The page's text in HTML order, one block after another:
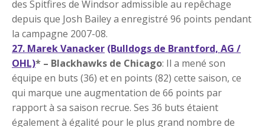
des Spitfires de Windsor admissible au repêchage
depuis que Josh Bailey a enregistré 96 points pendant
la campagne 2007-08.
27. Marek Vanacker (Bulldogs de Brantford, AG /
OHL)* – Blackhawks de Chicago: Il a mené son
équipe en buts (36) et en points (82) cette saison, ce
qui marque une augmentation de 66 points par
rapport à sa saison recrue. Ses 36 buts étaient
également à égalité pour le plus grand nombre de